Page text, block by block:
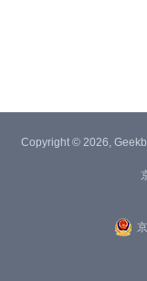
Copyright © 2026,